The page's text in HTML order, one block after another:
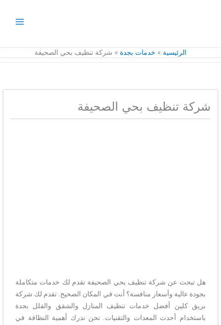
الرئيسية خدمات بجدة شركة تنظيف بحي الصحيفة
شركة تنظيف بحي الصحيفة
هل تبحث عن شركة تنظيف بحي الصحيفة تقدم لك خدمات متكاملة
بجودة عالية وأسعار منافسة؟ أنت في المكان الصحيح. تقدم لك شركة
بريق كلين أفضل خدمات تنظيف المنازل والشقق والفلل بجدة
باستخدام أحدث المعدات والتقنيات. نحن ندرك أهمية النظافة في